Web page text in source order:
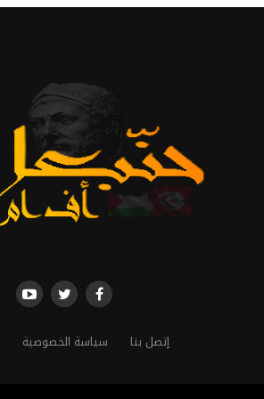
إتصل بنا سياسة الخصوصية